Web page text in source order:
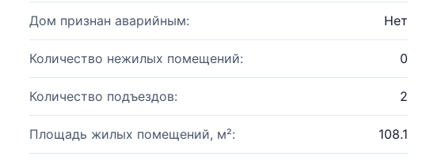
Дом признан аварийным: Нет
Количество нежилых помещений: 0
Количество подъездов: 2
Площадь жилых помещений, м²: 108.1